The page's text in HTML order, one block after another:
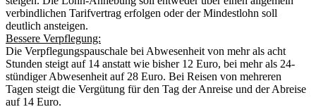
verbindlichen Tarifvertrag erfolgen oder der Mindestlohn soll
deutlich ansteigen.
Bessere Verpflegung:
Die Verpflegungspauschale bei Abwesenheit von mehr als acht
Stunden steigt auf 14 anstatt wie bisher 12 Euro, bei mehr als 24-
stündiger Abwesenheit auf 28 Euro. Bei Reisen von mehreren
Tagen steigt die Vergütung für den Tag der Anreise und der Abreise
auf 14 Euro.